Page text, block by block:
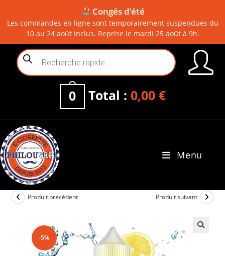
Congés d’été
Les commandes en ligne sont temporairement suspendues du
10 au 24 août inclus. Reprise le mardi 25 août à 9h.
content
Recherche
de
0 Total : 0,00 €
Menu
-5%
Produit précédent Produit suivant